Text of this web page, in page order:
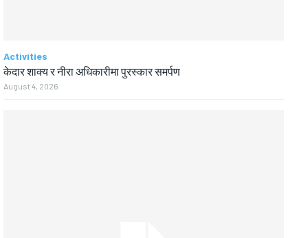
Activities
केदार शाक्य र नीरा अधिकारीमा पुरस्कार समर्पण
August 4, 2026